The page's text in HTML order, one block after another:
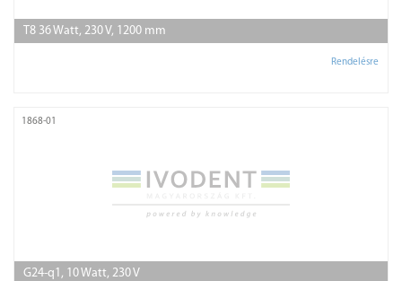
T8 36 Watt, 230 V, 1200 mm
Rendelésre
1868-01
G24-q1, 10 Watt, 230 V